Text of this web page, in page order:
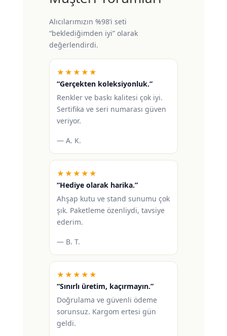
Alıcılarımızın %98’i seti
“beklediğimden iyi” olarak
değerlendirdi.
★★★★★
“Gerçekten koleksiyonluk.”
Renkler ve baskı kalitesi çok iyi.
Sertifika ve seri numarası güven
veriyor.
— A. K.
★★★★★
“Hediye olarak harika.”
Ahşap kutu ve stand sunumu çok
şık. Paketleme özenliydi, tavsiye
ederim.
— B. T.
★★★★★
“Sınırlı üretim, kaçırmayın.”
Doğrulama ve güvenli ödeme
sorunsuz. Kargom ertesi gün
geldi.